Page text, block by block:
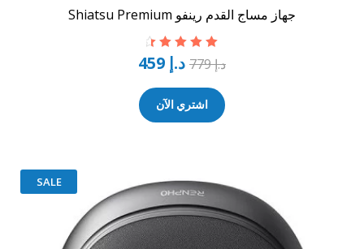
جهاز مساج القدم رينفو Shiatsu Premium
تم التقييم4.67
د.إ779 د.إ
اشتري الآن
SALE